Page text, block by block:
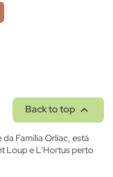
Back to top 
Família Orliac, está
Loup e L'Hortus perto